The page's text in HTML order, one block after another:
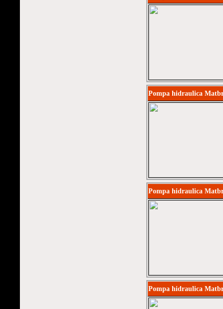
Pompa hidraulica
Pompa hidraulica
Pompa hidraulica